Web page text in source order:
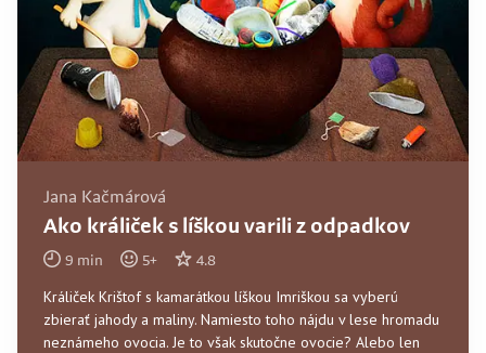
Jana Kačmárová
Ako králiček s líškou varili z odpadkov
9 min 5+ 4.8
Králiček Krištof s kamarátkou líškou Imriškou sa vyberú
zbierať jahody a maliny. Namiesto toho nájdu v lese hromadu
neznámeho ovocia. Je to však skutočne ovocie? Alebo len